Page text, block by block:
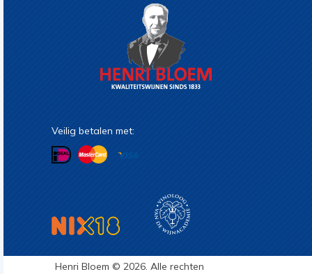
Veilig betalen met:
Henri Bloem © 2026. Alle rechten